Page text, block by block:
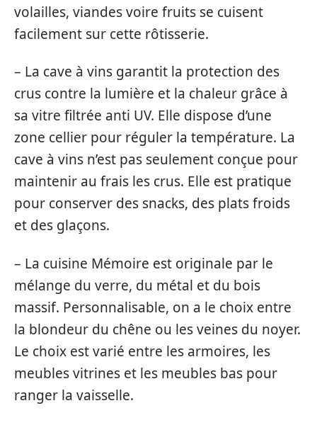
volailles, viandes voire fruits se cuisent
facilement sur cette rôtisserie.
– La cave à vins garantit la protection des
crus contre la lumière et la chaleur grâce à
sa vitre filtrée anti UV. Elle dispose d’une
zone cellier pour réguler la température. La
cave à vins n’est pas seulement conçue pour
maintenir au frais les crus. Elle est pratique
pour conserver des snacks, des plats froids
et des glaçons.
– La cuisine Mémoire est originale par le
mélange du verre, du métal et du bois
massif. Personnalisable, on a le choix entre
la blondeur du chêne ou les veines du noyer.
Le choix est varié entre les armoires, les
meubles vitrines et les meubles bas pour
ranger la vaisselle.